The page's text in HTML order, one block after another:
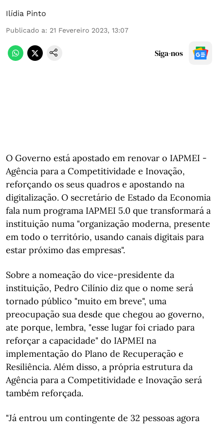
Ilídia Pinto
Publicado a: 21 Fevereiro 2023, 13:07
Siga-nos
O Governo está apostado em renovar o IAPMEI -
Agência para a Competitividade e Inovação,
reforçando os seus quadros e apostando na
digitalização. O secretário de Estado da Economia
fala num programa IAPMEI 5.0 que transformará a
instituição numa "organização moderna, presente
em todo o território, usando canais digitais para
estar próximo das empresas".
Sobre a nomeação do vice-presidente da
instituição, Pedro Cilínio diz que o nome será
tornado público "muito em breve", uma
preocupação sua desde que chegou ao governo,
ate porque, lembra, "esse lugar foi criado para
reforçar a capacidade" do IAPMEI na
implementação do Plano de Recuperação e
Resiliência. Além disso, a própria estrutura da
Agência para a Competitividade e Inovação será
também reforçada.
"Já entrou um contingente de 32 pessoas agora